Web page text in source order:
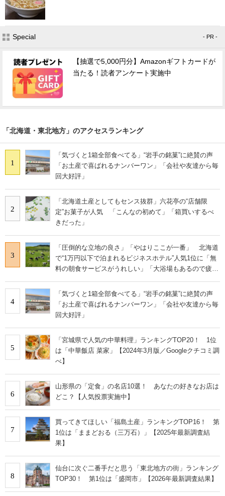
Special - PR -
【抽選で5,000円分】Amazonギフトカードが
当たる！読者アンケート実施中
「北海道・東北地方」のアクセスランキング
1
「気づくと1箱全部食べてる」“岩手の銘菓”に絶賛の声
「お土産で喜ばれるナンバーワン」「会社や友達から毎
回大好評」
2
「北海道土産としてもセンス抜群」六花亭の“店舗限
定”お菓子が人気 「こんなの初めて」「箱買いするべ
きだった」
3
「圧倒的な立地の良さ」「やはりここが一番」 北海道
で“1万円以下で泊まれるビジネスホテル”人気1位に「無
料の朝食サービスがうれしい」「大浴場もあるので疲れ
4
「気づくと1箱全部食べてる」“岩手の銘菓”に絶賛の声
「お土産で喜ばれるナンバーワン」「会社や友達から毎
回大好評」
5
「宮城県で人気の中華料理」ランキングTOP20！ 1位
は「中華飯店 菜家」【2024年3月版／Googleクチコミ調
べ】
6
山形県の「定食」の名店10選！ あなたの好きなお店は
どこ？【人気投票実施中】
7
買ってきてほしい「福島土産」ランキングTOP16！ 第
1位は「ままどおる（三万石）」【2025年最新調査結
果】
8
仙台に次ぐ二番手だと思う「東北地方の街」ランキング
TOP30！ 第1位は「盛岡市」【2026年最新調査結果】